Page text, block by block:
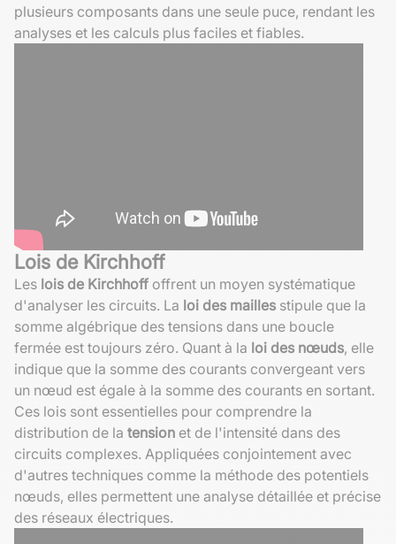
plusieurs composants dans une seule puce, rendant les
analyses et les calculs plus faciles et fiables.
Lois de Kirchhoff
Les lois de Kirchhoff offrent un moyen systématique
d'analyser les circuits. La loi des mailles stipule que la
somme algébrique des tensions dans une boucle
fermée est toujours zéro. Quant à la loi des nœuds, elle
indique que la somme des courants convergeant vers
un nœud est égale à la somme des courants en sortant.
Ces lois sont essentielles pour comprendre la
distribution de la tension et de l'intensité dans des
circuits complexes. Appliquées conjointement avec
d'autres techniques comme la méthode des potentiels
nœuds, elles permettent une analyse détaillée et précise
des réseaux électriques.